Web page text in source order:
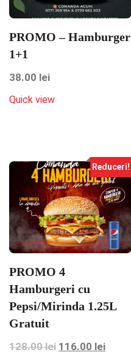
PROMO – Hamburger
1+1
38.00 lei
Quick view
Reduceri!
PROMO 4
Hamburgeri cu
Pepsi/Mirinda 1.25L
Gratuit
128.00lei Prețul
116.00 leiPrețul